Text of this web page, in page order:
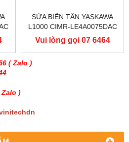
( Zalo )
Zalo )
SỬA BIẾN TẦN YASKAWA
L1000 CIMR-LE4A0075DAC
400V 37KW, BIẾN TẦN
YASKAWA L1000
Vui lòng gọi 07 6464
9556